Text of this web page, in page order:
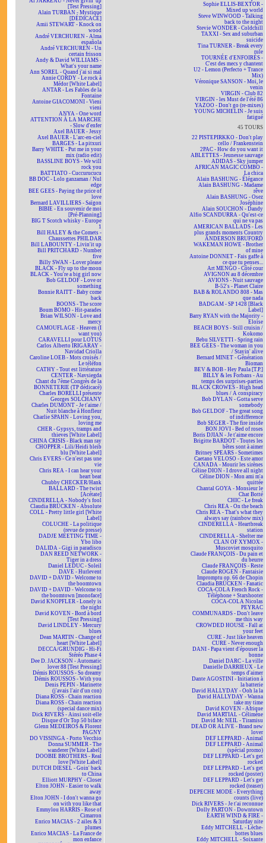
[Test Pressing]
Alain TURBAN - Mystique
[DÉDICACÉ]
Amii STEWART - Knock on
wood
André VERCHUREN - Alma
española
André VERCHUREN - Un
certain frisson
Andy & David WILLIAMS -
What's your name
Ann SOREL - Quand j'ai si mal
Annie CORDY - Le rock à
Médor [White Label]
ANTAR - Les Fables de la
Fontaine
Antoine GIACOMONI - Vieni
vieni
ANYA - One word
ATTENTION À LA MARCHE
- Slow d'enfer
Axel BAUER - Jessy
Axel BAUER - L'arc-en-ciel
BARGES - La pitxuri
Barry WHITE - Put me in your
mix (radio edit)
BASSLINE BOYS - We will
rock you
BATTIATO - Cuccurucucu
BB DOC - Lolo ganzaman / Nul
edge
BEE GEES - Paying the price of
love
Bernard LAVILLIERS - Saïgon
BIBIE - En souvenir de moi
[Pré-Planning]
BIG T Scotch whisky - Europe
1
Bill HALEY & the Comets -
Chaussettes PHILDAR
Bill LABOUNTY - Livin'it up
Bill PRITCHARD - Number
five
Billy SWAN - Lover please
BLACK - Fly up to the moon
BLACK - You're a big girl now
Bob GELDOF - Love or
something
Bonnie RAITT - Baby come
back
BOONS - The score
Boum BOMO - Hit-parades
Brian WILSON - Love and
mercy
CAMOUFLAGE - Heaven (I
want you)
CARAVELLI pour LOTUS
Carlos Alberto IRIGARAY -
Navidad Criolla
Caroline LOEB - Mots croisés /
Le téléfon
CATHY - Tout est littérature
CENTER - Navsiegda
Chant du 7ème Congrès de la
BONNETERIE (TP dédicacé)
Charles BORELLI présente
Georges SOLCHANY
Charles DUMONT - Je t'aime /
Nuit blanche à Honfleur
Charlie SPAHN - Loving you,
loving me
CHER - Gypsys, tramps and
thieves [White Label]
CHINA CRISIS - Black man ray
CHOPPER - Lili/Heidi bleib
blu [White Label]
Chris EVERS - Ce n'est pas une
vie
Chris REA - I can hear your
heart beat
Chubby CHECKER/Hank
BALLARD - The twist
[Acétate]
CINDERELLA - Nobody's fool
Claudia BRÜCKEN - Absolute
COLL - Pretty little girl [White
Label]
COLUCHE - La politique
(revue de presse)
DADJE MEETING TIME -
Ybo libo
DALIDA - Gigi in paradisco
DAN REED NETWORK -
Tiger in a dress
Daniel LEDUC - Soleil
DAVE - Hurlevent
DAVID + DAVID - Welcome to
the boomtown
DAVID + DAVID - Welcome to
the boomtown [monoface]
David KNOPFLER - Lonely is
the night
David KOVEN - Bord à bord
[Test Pressing]
David LINDLEY - Mercury
blues
Dean MARTIN - Change of
heart [White Label]
DECCA/GRUNDIG - Hi-Fi
Stéréo Phase 4
Dee D. JACKSON - Automatic
lover 88 [Test Pressing]
Démis ROUSSOS - So dreamy
Démis ROUSSOS - With you
Denis PEPIN - Marinette
(j'avais l'air d'un con)
Diana ROSS - Chain reaction
Diana ROSS - Chain reaction
(special dance mix)
Dick RIVERS - Ainsi soit-elle
Disque d'Or Top 50 biface
Glenn MEDEIROS & Florent
PAGNY
DO VISSINGA - Porto Vecchio
Donna SUMMER - The
wanderer [White Label]
DOOBIE BROTHERS - Real
love [White Label]
DUTCH DIESEL - Goin' back
to China
Elliott MURPHY - Closer
Elton JOHN - Easier to walk
away
Elton JOHN - I don't wanna go
on with you like that
Emmylou HARRIS - Rose of
Cimarron
Enrico MACIAS - 2 ailes & 3
plumes
Enrico MACIAS - La France de
mon enfance
Sophie ELLIS-BEXTOR -
Mixed up world
Steve WINWOOD - Talking
back to the night
Stevie WONDER - Coldchill
TAXXI - Sex and suburban
suicide
Tina TURNER - Break every
rule
TOURNÉE d'ENFOIRÉS -
C'est des mecs y chantent
U2 - Lemon (Perfecto + Trance
Mix)
Véronique SANSON - Moi, le
venin
VIRGIN - Club 82
VIRGIN - les Must de l'été 86
YAZOO - Don't go (re-mixes)
YOUNG MICHELIN - Je suis
fatigué
45 TOURS
22 PISTEPIRKKO - Don't play
cello / Frankenstein
2PAC - How do you want it
ABLETTES - Jeunesse sauvage
ADIDAS - Sky jumper
AFRICAN MAGIC COMBO -
La chica
Alain BASHUNG - Élégance
Alain BASHUNG - Madame
rêve
Alain BASHUNG - Osez
Joséphine
Alain SOUCHON - Dandy
Alfio SCANDURRA - Qu'est-ce
qui ne va pas
AMERICAN BALLADS - Les
plus grands moments Country
ANDERSON BRUFORD
WAKEMAN HOWE - Brother
of mine
Antoine DONNET - Fais gaffe à
ce que tu penses...
Art MENGO - Côté cour
AVIGNON au 8 décembre
AVIONS - Nuit sauvage
B-52's - Planet Claire
BAB & ROLANDO 808 - Mas
que nada
BADGAM - SP 1428 [Black
Label]
Barry RYAN with the Majority -
Eloïse
BEACH BOYS - Still cruisin /
Kokomo
Bebu SILVETTI - Spring rain
BEE GEES - The woman in you
/ Stayin' alive
Bernard MINET - Génération
Bioman
BEV & BOB - Hey Paula [T.P.]
BILLY & les Forbans - Au
temps des surprises-parties
BLACK CROWES - High head
blues / A conspiracy
Bob DYLAN - Gotta serve
somebody
Bob GELDOF - The great song
of indifference
Bob SEGER - The fire inside
BON JOVI - Bed of roses
Boris DJIAN - Je t'aime encore
Brigitte BARDOT - Toutes les
bêtes sont à aimer
Britney SPEARS - Sometimes
Caetano VELOSO - Este amor
CANADA - Mourir les sirènes
Céline DION - I drove all night
Céline DION - Mon ami m'a
quittée
Chantal GOYA - Monsieur le
Chat Botté
CHIC - Le freak
Chris REA - On the beach
Chris REA - That's what they
always say (rainbow mix)
CINDERELLA - Heartbreak
station
CINDERELLA - Shelter me
CLAN OF XYMOX -
Muscoviet mosquito
Claude FRANÇOIS - Du pain et
du beurre
Claude FRANÇOIS - Reste
Claude ROGEN - Fantaisie
Impromptu op. 66 de Chopin
Claudia BRÜCKEN - Fanatic
COCA-COLA French Rock -
Téléphone + Starshooter
COCA-COLA Nicolas
PEYRAC
COMMUNARDS - Don't leave
me this way
CROWDED HOUSE - Fall at
your feet
CURE - Just like heaven
CURE - Never enough
DANI - Papa vient d'épouser la
bonne
Daniel DARC - La ville
Danielle DARRIEUX - Le
temps d'aimer
Dante AGOSTINI - Initiation à
la batterie
David HALLYDAY - Ooh la la
David HALLYDAY - Wanna
take my time
David KOVEN - Afrique
David MARTIAL - Célimène
David Mc NEIL - Tiramisu
DEAD OR ALIVE - Brand new
lover
DEF LEPPARD - Animal
DEF LEPPARD - Animal
(spécial promo)
DEF LEPPARD - Let's get
rocked
DEF LEPPARD - Let's get
rocked (poster)
DEF LEPPARD - Let's get
rocked (teaser)
DEPECHE MODE - Everything
counts (live)
Dick RIVERS - Je t'ai reconnue
Dolly PARTON - Downtown
EARTH WIND & FIRE -
Saturday nite
Eddy MITCHELL - Lèche-
bottes blues
Eddy MITCHELL - Soixante